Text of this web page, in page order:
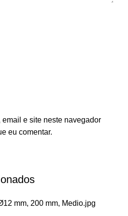
email e site neste navegador
eu comentar.